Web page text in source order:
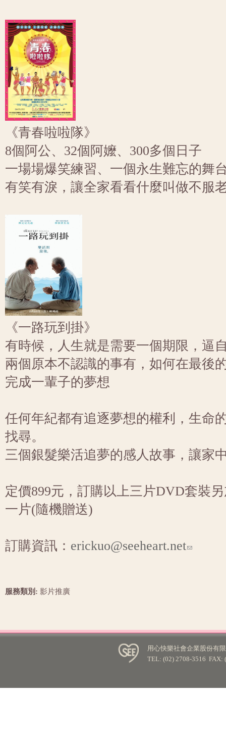
《青春啦啦隊》
8個阿公、32個阿嬤、300多個日子
一場場爆笑練習、一個永生難忘的舞
有笑有淚，讓全家看看什麼叫做不服
《一路玩到掛》
有時候，人生就是需要一個期限，逼
兩個原本不認識的事有，如何在最後
完成一輩子的夢想
任何年紀都有追逐夢想的權利，生命
找尋。
三個銀髮樂活追夢的感人故事，讓家
定價899元，訂購以上三片DVD套裝
一片(隨機贈送)
訂購資訊： erickuo@seeheart.net
服務類別: 影片推廣
用心快樂社會企業股份有
TEL: (02) 2708-3516